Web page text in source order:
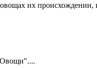
их происхождении,